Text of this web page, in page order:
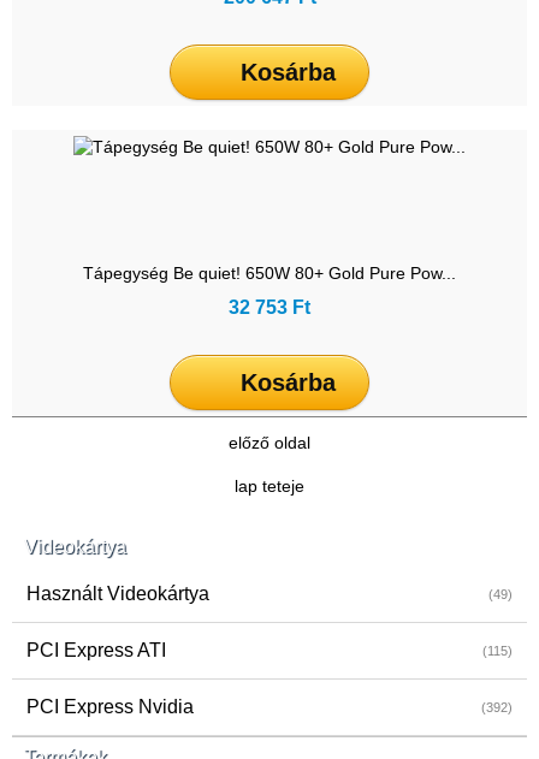
Videokártya
Használt Videokártya (49)
PCI Express ATI (115)
PCI Express Nvidia (392)
Kosárba
Tápegység Be quiet! 650W 80+ Gold Pure Pow...
32 753 Ft
Kosárba
előző oldal
lap teteje